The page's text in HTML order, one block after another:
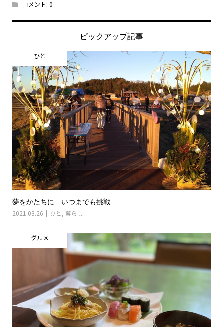
コメント: 0
ピックアップ記事
ひと
夢をかたちに いつまでも挑戦
2021.03.26 ひと , 暮らし
グルメ